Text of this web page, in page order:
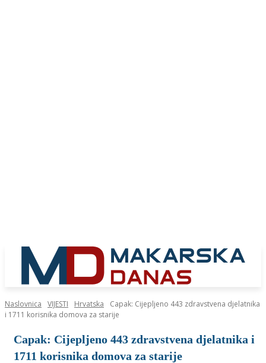
Naslovnica VIJESTI Hrvatska
Capak: Cijepljeno 443 zdravstvena djelatnika
i 1711 korisnika domova za starije
Capak: Cijepljeno 443 zdravstvena djelatnika i
1711 korisnika domova za starije